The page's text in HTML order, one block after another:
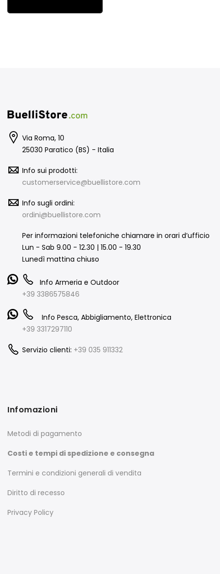
Via Roma, 10
25030 Paratico (BS) - Italia
Info sui prodotti:
customerservice@buellistore.com
Info sugli ordini:
ordini@buellistore.com
Per informazioni telefoniche chiamare in orari d’ufficio
Lun - Sab 9.00 - 12.30 | 15.00 - 19.30
Lunedì mattina chiuso
Info Armeria e Outdoor
+39 3386575846
Info Pesca, Abbigliamento, Elettronica
+39 3317297110
Servizio clienti: +39 035 911332
Infomazioni
Metodi di pagamento
Costi e tempi di spedizione e consegna
Termini e condizioni generali di vendita
Diritto di recesso
Privacy Policy